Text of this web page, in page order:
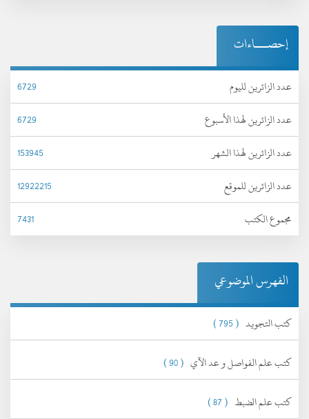
إحصـــاءات
عدد الزائرين لليوم
6729
عدد الزائرين لهذا الأسبوع
6729
عدد الزائرين لهذا الشهر
153945
عدد الزائرين للموقع
12922215
مجموع الكتب
7431
الفهرس الموضوعي
كتب التجويد ( 795 )
كتب علم الفواصل و عد الآي ( 90 )
كتب علم الضبط ( 87 )